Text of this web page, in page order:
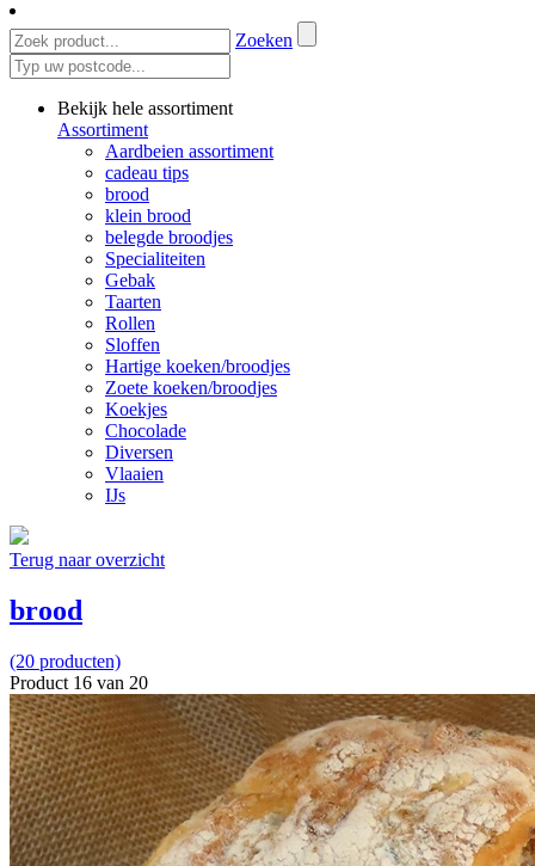
Zoeken
Bekijk hele assortiment
Assortiment
Aardbeien assortiment
cadeau tips
brood
klein brood
belegde broodjes
Specialiteiten
Gebak
Taarten
Rollen
Sloffen
Hartige koeken/broodjes
Zoete koeken/broodjes
Koekjes
Chocolade
Diversen
Vlaaien
IJs
Terug naar overzicht
brood
(20 producten)
Product 16 van 20